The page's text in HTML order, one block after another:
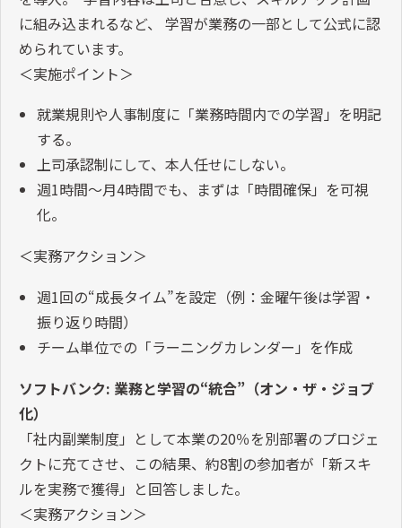
に組み込まれるなど、 学習が業務の一部として公式に認
められています。
＜実施ポイント＞
就業規則や人事制度に「業務時間内での学習」を明記
する。
上司承認制にして、本人任せにしない。
週1時間～月4時間でも、まずは「時間確保」を可視
化。
＜実務アクション＞
週1回の“成長タイム”を設定（例：金曜午後は学習・
振り返り時間）
チーム単位での「ラーニングカレンダー」を作成
ソフトバンク: 業務と学習の“統合”（オン・ザ・ジョブ
化）
「社内副業制度」として本業の20％を別部署のプロジェ
クトに充てさせ、この結果、約8割の参加者が「新スキ
ルを実務で獲得」と回答しました。
＜実務アクション＞